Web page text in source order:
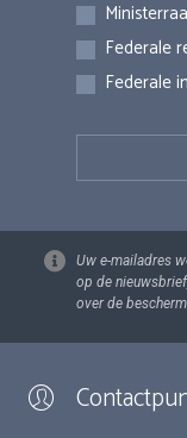
Federale
Federale
Uw e-mailadres
op de
over de